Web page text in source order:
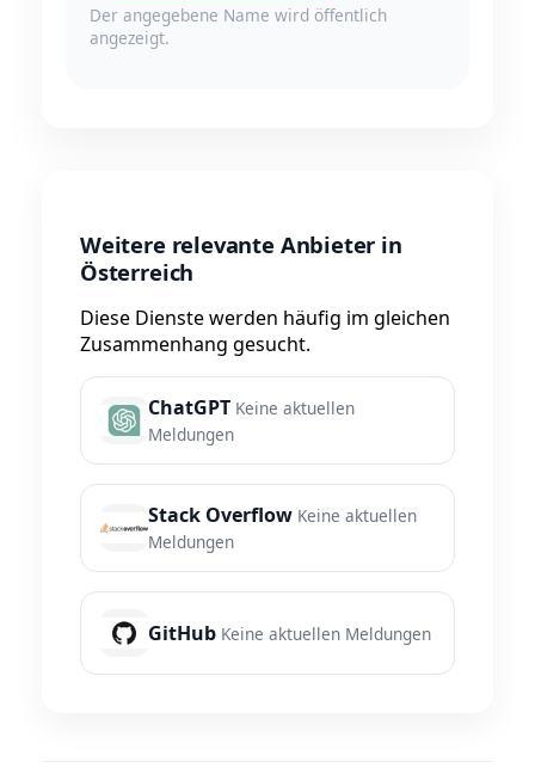
Der angegebene Name wird öffentlich
angezeigt.
Weitere relevante Anbieter in
Österreich
Diese Dienste werden häufig im gleichen
Zusammenhang gesucht.
ChatGPT Keine aktuellen
Meldungen
Stack Overflow Keine aktuellen
Meldungen
GitHub Keine aktuellen Meldungen